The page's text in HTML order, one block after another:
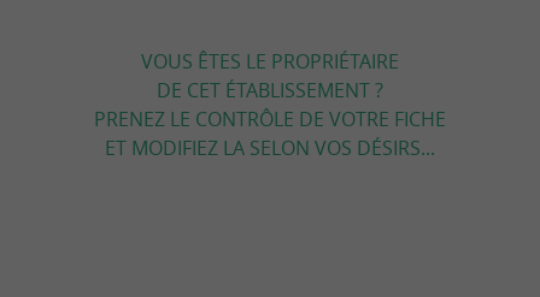
VOUS ÊTES LE PROPRIÉTAIRE
DE CET ÉTABLISSEMENT ?
PRENEZ LE CONTRÔLE DE VOTRE FICHE
ET MODIFIEZ LA SELON VOS DÉSIRS...